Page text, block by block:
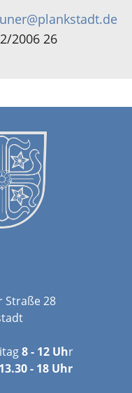
2006 26
Straße 28
8 - 12 Uhr
13.30 - 18 Uhr